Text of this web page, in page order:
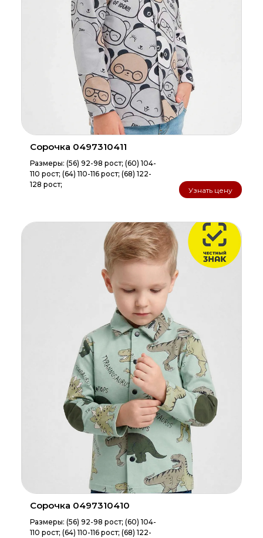
Сорочка 0497310411
Размеры: (56) 92-98 рост; (60) 104-
110 рост; (64) 110-116 рост; (68) 122-
128 рост;
Узнать цену
Сорочка 0497310410
Размеры: (56) 92-98 рост; (60) 104-
110 рост; (64) 110-116 рост; (68) 122-